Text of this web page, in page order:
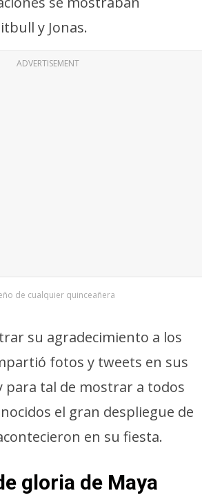
y Jonas.
ADVERTISEMENT
de cualquier quinceañera
su agradecimiento a los
fotos y tweets en sus
para tal de mostrar a todos
el gran despliegue de
en su fiesta.
gloria de Maya